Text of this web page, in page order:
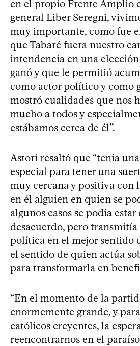
en el propio Frente Amplio
general Liber Seregni,
muy importante, como fue
que Tabaré fuera nuestro
intendencia en una
ganó y que le permitió
como actor político y como
mostró cualidades que nos
mucho a todos y
estábamos cerca de él”.
Astori resaltó que “tenía
especial para tener una
muy cercana y positiva con
en él alguien en quien se
algunos casos se podía
desacuerdo, pero
política en el mejor sentido
el sentido de quien actúa
para transformarla en
“En el momento de la
enormemente grande, y
católicos creyentes, la
reencontrarnos en el